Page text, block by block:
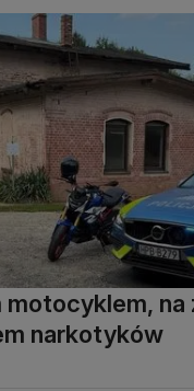
motocyklem, na
narkotyków